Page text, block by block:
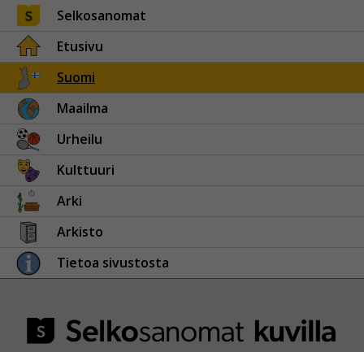
Selkosanomat
Etusivu
Suomi
Maailma
Urheilu
Kulttuuri
Arki
Arkisto
Tietoa sivustosta